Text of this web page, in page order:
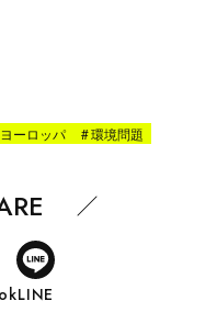
ヨーロッパ #環境問題
LINE